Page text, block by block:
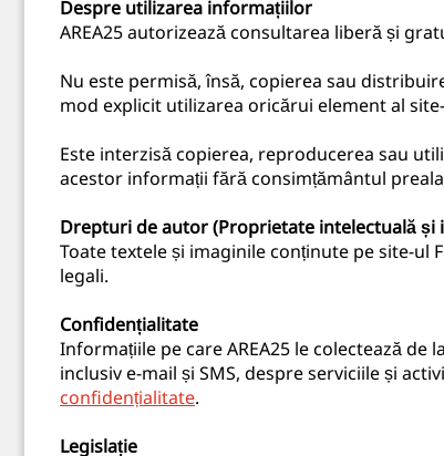
Despre utilizarea informațiilor
AREA25 autorizează consultarea liberă și
Nu este permisă, însă, copierea sau
mod explicit utilizarea oricărui element al
Este interzisă copierea, reproducerea sau
acestor informații fără consimțământul
Drepturi de autor (Proprietate intelectuală și
Toate textele și imaginile conținute pe site-
legali.
Confidențialitate
Informațiile pe care AREA25 le colectează
inclusiv e-mail și SMS, despre serviciile și
confidențialitate.
Legislație